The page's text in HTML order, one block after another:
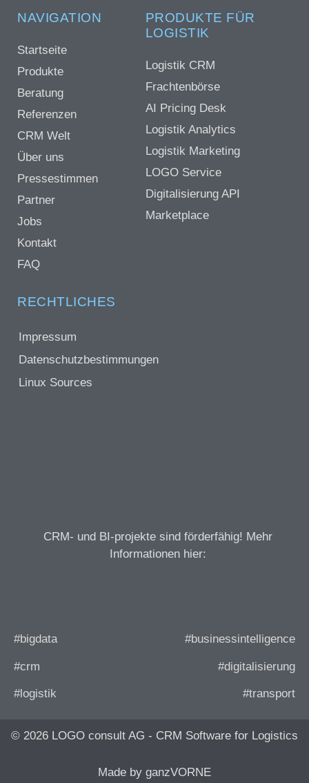
NAVIGATION
Startseite
Produkte
Beratung
Referenzen
CRM Welt
Über uns
Pressestimmen
Partner
Jobs
Kontakt
FAQ
PRODUKTE FÜR
LOGISTIK
Logistik CRM
Frachtenbörse
AI Pricing Desk
Logistik Analytics
Logistik Marketing
LOGO Service
Digitalisierung API
Marketplace
RECHTLICHES
Impressum
Datenschutzbestimmungen
Linux Sources
CRM- und BI-projekte sind förderfähig! Mehr
Informationen hier:
#bigdata #businessintelligence
#crm #digitalisierung
#logistik #transport
© 2026 LOGO consult AG - CRM Software for Logistics
Made by ganzVORNE